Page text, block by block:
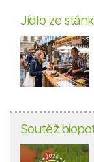
Jídlo ze
Soutěž